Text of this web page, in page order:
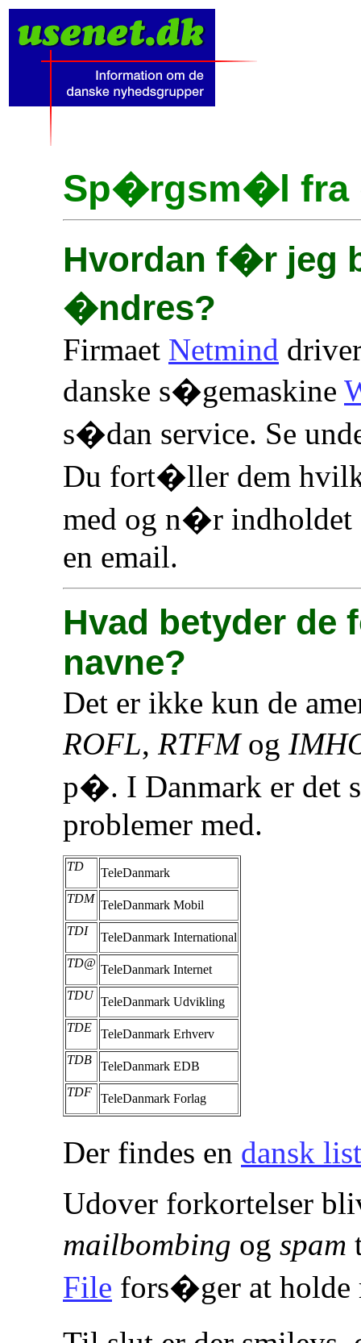
Sp�rgsm�l fra
Hvordan f�r jeg
�ndres?
Firmaet Netmind
danske s�gemaskine
s�dan service. Se
Du fort�ller dem
med og n�r indholdet
en email.
Hvad betyder de
navne?
Det er ikke kun de
ROFL, RTFMog
p�. I Danmark er det
problemer med.
TD
TeleDanmark
TDM TeleDanmark Mobil
TDI
TeleDanmark International
TD@ TeleDanmark Internet
TDU TeleDanmark Udvikling
TDE
TeleDanmark Erhverv
TDB
TeleDanmark EDB
TDF
TeleDanmark Forlag
Der findes en dansk
Udover forkortelser
mailbombing og spam
File fors�ger at holde